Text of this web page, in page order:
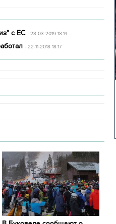
с ЕС - 28-03-2019 18:14
- 22-11-2018 18:17
Руси: как выглядят